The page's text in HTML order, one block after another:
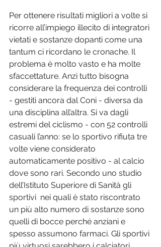
Per ottenere risultati migliori a volte si
ricorre all’impiego illecito di integratori
vietati e sostanze dopanti come una
tantum ci ricordano le cronache. Il
problema è molto vasto e ha molte
sfaccettature. Anzi tutto bisogna
considerare la frequenza dei controlli
- gestiti ancora dal Coni - diversa da
una disciplina all’altra. Si va dagli
estremi del ciclismo - con 52 controlli
casuali l’anno: se lo sportivo rifiuta tre
volte viene considerato
automaticamente positivo - al calcio
dove sono rari. Secondo uno studio
dell’Istituto Superiore di Sanità gli
sportivi  nei quali è stato riscontrato
un più alto numero di sostanze sono
quelli di bocce perché anziani e
spesso assumono farmaci. Gli sportivi